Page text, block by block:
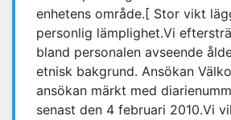
enhetens område.[ Stor vikt
personlig lämplighet.Vi
bland personalen avseende
etnisk bakgrund. Ansökan
ansökan märkt med
senast den 4 februari 2010.Vi